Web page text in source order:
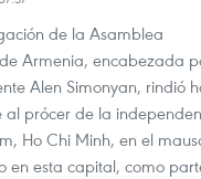
de la Asamblea
Armenia, encabezada
Alen Simonyan, rindió
al prócer de la
Ho Chi Minh, en el
en esta capital, como